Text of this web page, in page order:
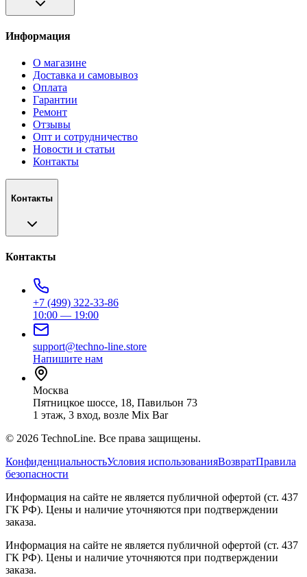
Информация
О магазине
Доставка и самовывоз
Оплата
Гарантии
Ремонт
Отзывы
Опт и сотрудничество
Новости и статьи
Контакты
Контакты
Контакты
+7 (499) 322-33-86
10:00 — 19:00
support@techno-line.store
Напишите нам
Москва
Пятницкое шоссе, 18, Павильон 73
1 этаж, 3 вход, возле Mix Bar
© 2026 TechnoLine. Все права защищены.
КонфиденциальностьУсловия использованияВозвратПравила
безопасности
Информация на сайте не является публичной офертой (ст. 437
ГК РФ). Цены и наличие уточняются при подтверждении
заказа.
Информация на сайте не является публичной офертой (ст. 437
ГК РФ). Цены и наличие уточняются при подтверждении
заказа.